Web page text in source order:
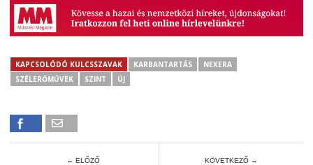
KAPCSOLÓDÓ KULCSSZAVAK KARBANTARTÁS
NEXERA
SZÉLERŐMŰVEK
SZINT ÚJ
← ELŐZŐ KÖVETKEZŐ →